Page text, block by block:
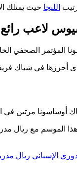
الليجا حيث يمتلك الآن من النقاط 72 نقطة، فيما
لاعب رائع
المؤتمر الصحفي
في شباك
مرتين في
الإسباني ريال